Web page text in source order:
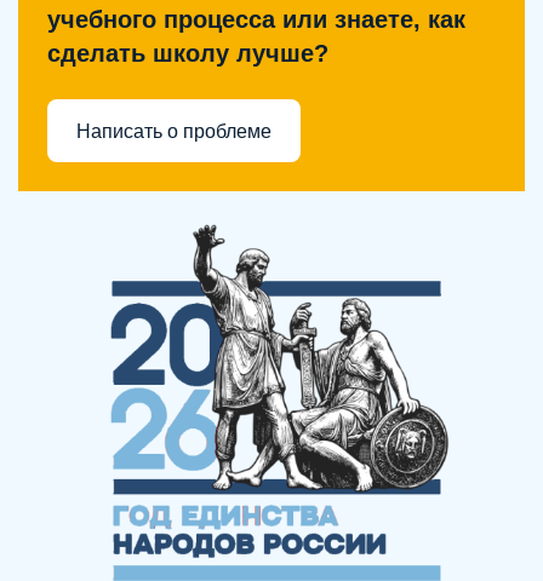
учебного процесса или знаете, как
сделать школу лучше?
Написать о проблеме